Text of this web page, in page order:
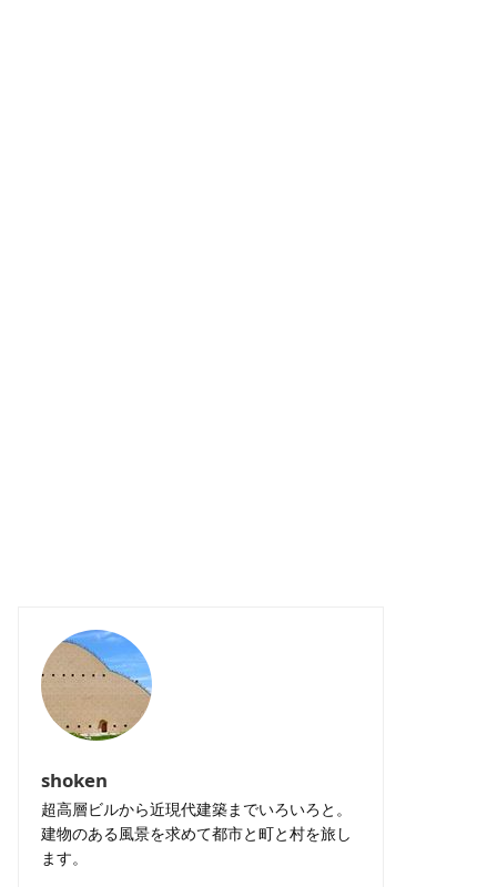
shoken
超高層ビルから近現代建築までいろいろと。
建物のある風景を求めて都市と町と村を旅し
ます。